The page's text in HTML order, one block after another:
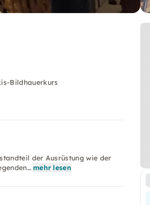
Bildhauerkurs
der Ausrüstung wie der
mehr lesen